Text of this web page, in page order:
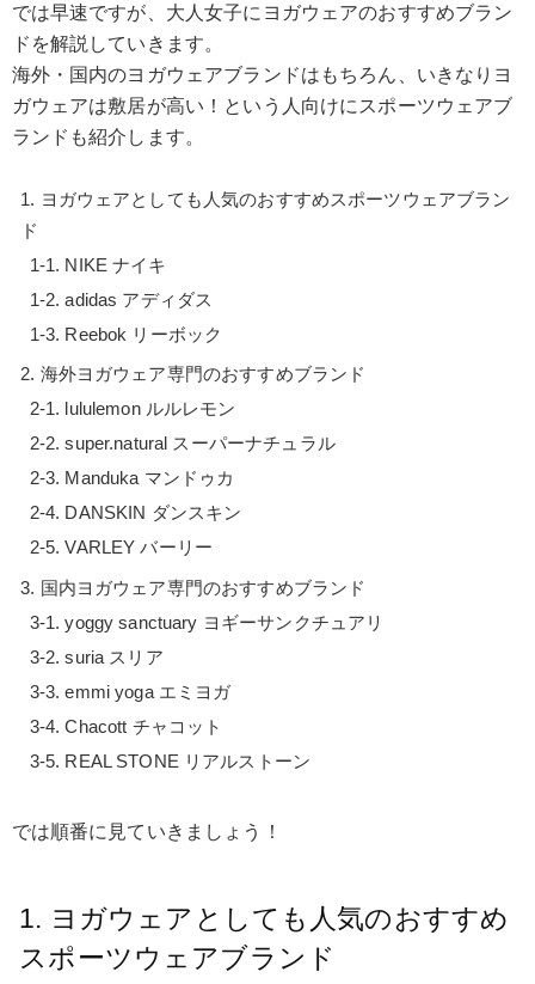
では早速ですが、大人女子にヨガウェアのおすすめブラン
ドを解説していきます。
海外・国内のヨガウェアブランドはもちろん、いきなりヨ
ガウェアは敷居が高い！という人向けにスポーツウェアブ
ランドも紹介します。
ヨガウェアとしても人気のおすすめスポーツウェアブラン
ド
NIKE ナイキ
adidas アディダス
Reebok リーボック
海外ヨガウェア専門のおすすめブランド
lululemon ルルレモン
super.natural スーパーナチュラル
Manduka マンドゥカ
DANSKIN ダンスキン
VARLEY バーリー
国内ヨガウェア専門のおすすめブランド
yoggy sanctuary ヨギーサンクチュアリ
suria スリア
emmi yoga エミヨガ
Chacott チャコット
REAL STONE リアルストーン
では順番に見ていきましょう！
1. ヨガウェアとしても人気のおすすめ
スポーツウェアブランド